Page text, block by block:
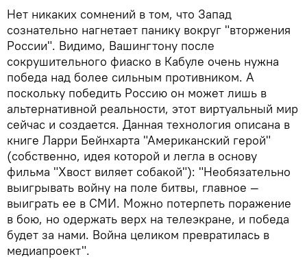
Нет никаких сомнений в том, что Запад
сознательно нагнетает панику вокруг "вторжения
России". Видимо, Вашингтону после
сокрушительного фиаско в Кабуле очень нужна
победа над более сильным противником. А
поскольку победить Россию он может лишь в
альтернативной реальности, этот виртуальный мир
сейчас и создается. Данная технология описана в
книге Ларри Бейнхарта "Американский герой"
(собственно, идея которой и легла в основу
фильма "Хвост виляет собакой"): "Необязательно
выигрывать войну на поле битвы, главное —
выиграть ее в СМИ. Можно потерпеть поражение
в бою, но одержать верх на телеэкране, и победа
будет за нами. Война целиком превратилась в
медиапроект".